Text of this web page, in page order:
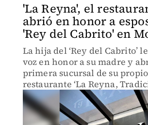
'La Reyna', el
abrió en honor a
'Rey del Cabrito' en
La hija del ‘Rey del Cabrito’
voz en honor a su madre y
primera sucursal de su propio
restaurante ‘La Reyna,
Norestense'.